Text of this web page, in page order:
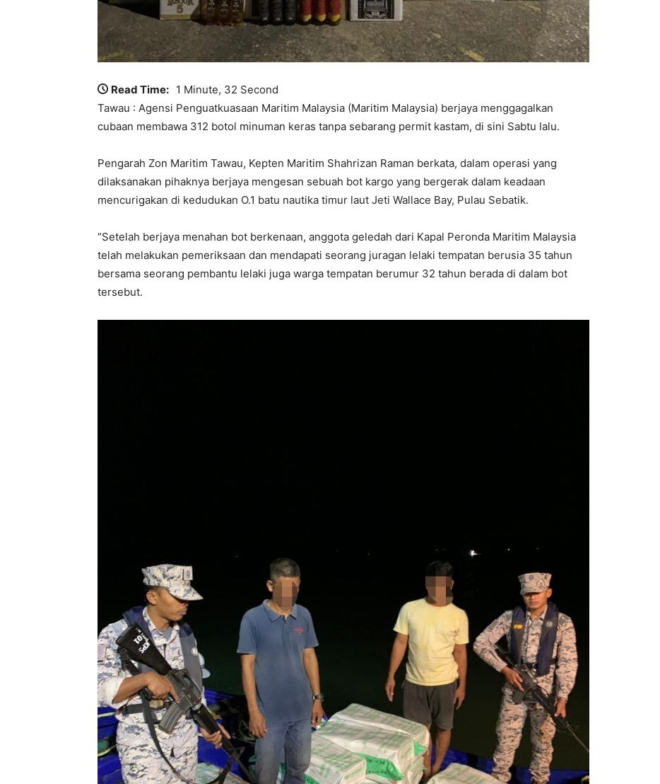
Read Time: 1 Minute, 32 Second
Tawau : Agensi Penguatkuasaan Maritim Malaysia (Maritim Malaysia) berjaya menggagalkan
cubaan membawa 312 botol minuman keras tanpa sebarang permit kastam, di sini Sabtu lalu.
Pengarah Zon Maritim Tawau, Kepten Maritim Shahrizan Raman berkata, dalam operasi yang
dilaksanakan pihaknya berjaya mengesan sebuah bot kargo yang bergerak dalam keadaan
mencurigakan di kedudukan O.1 batu nautika timur laut Jeti Wallace Bay, Pulau Sebatik.
“Setelah berjaya menahan bot berkenaan, anggota geledah dari Kapal Peronda Maritim Malaysia
telah melakukan pemeriksaan dan mendapati seorang juragan lelaki tempatan berusia 35 tahun
bersama seorang pembantu lelaki juga warga tempatan berumur 32 tahun berada di dalam bot
tersebut.